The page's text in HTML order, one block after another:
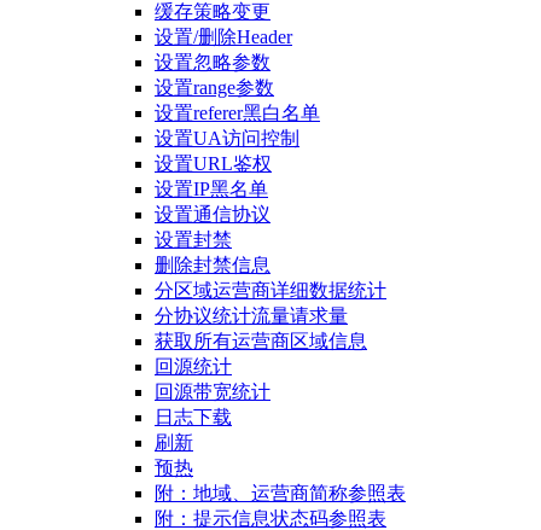
缓存策略变更
设置/删除Header
设置忽略参数
设置range参数
设置referer黑白名单
设置UA访问控制
设置URL鉴权
设置IP黑名单
设置通信协议
设置封禁
删除封禁信息
分区域运营商详细数据统计
分协议统计流量请求量
获取所有运营商区域信息
回源统计
回源带宽统计
日志下载
刷新
预热
附：地域、运营商简称参照表
附：提示信息状态码参照表